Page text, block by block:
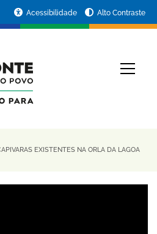
Acessibilidade Alto Contraste
EXISTENTES NA ORLA DA LAGOA